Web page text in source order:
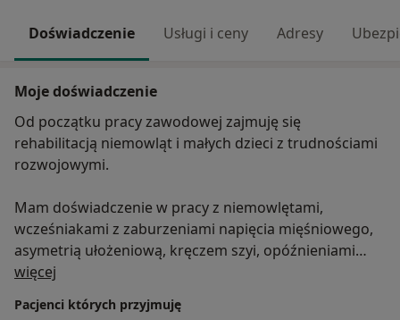
Doświadczenie Usługi i ceny Adresy
Moje doświadczenie
Od początku pracy zawodowej zajmuję się
rehabilitacją niemowląt i małych dzieci z trudnościami
rozwojowymi.
Mam doświadczenie w pracy z niemowlętami,
wcześniakami z zaburzeniami napięcia mięśniowego,
asymetrią ułożeniową, kręczem szyi, opóźnieniami
rozwoju psychoruchowego, problemy z karmieniem
wzrokowego (behawioralnymi).
więcej
Pacjenci których przyjmuję